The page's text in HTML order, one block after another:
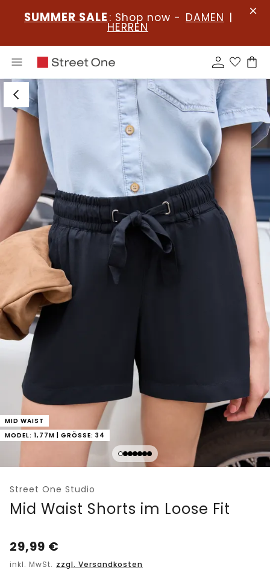
SUMMER SALE : Shop now - DAMEN |
HERREN
MID WAIST
MODEL: 1,77M | GRÖSSE: 34
Street One Studio
Mid Waist Shorts im Loose Fit
29,99 €
inkl. MwSt. zzgl. Versandkosten